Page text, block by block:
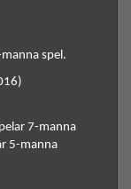
spel.
7-manna
5-manna